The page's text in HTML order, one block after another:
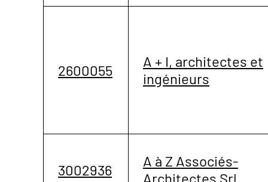
2600055
A + I, architectes et
ingénieurs
3002936
A à Z Associés-
Architectes Srl